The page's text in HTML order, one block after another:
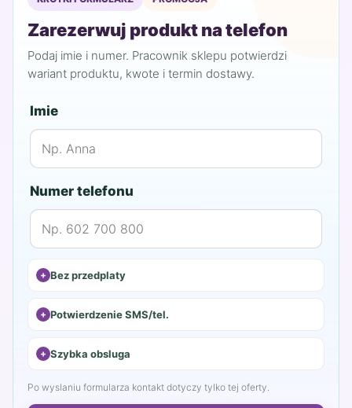
189,99 zł.151,99 zł.
Zarezerwuj produkt na telefon
Podaj imie i numer. Pracownik sklepu potwierdzi
wariant produktu, kwote i termin dostawy.
Imie
Numer telefonu
Bez przedplaty
Potwierdzenie SMS/tel.
Szybka obsluga
Po wyslaniu formularza kontakt dotyczy tylko tej oferty.